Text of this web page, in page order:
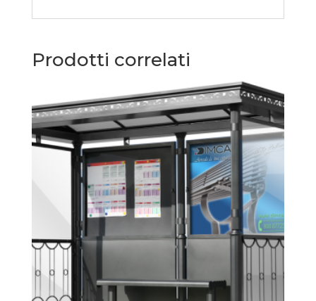
Prodotti correlati